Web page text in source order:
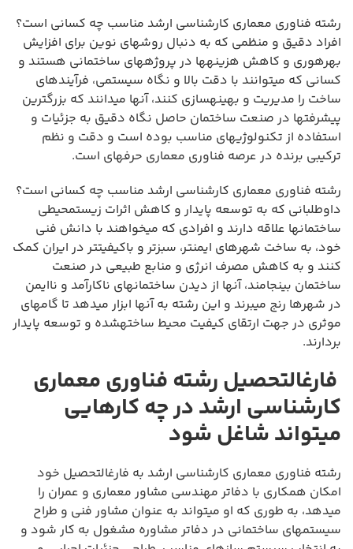
رشته فناوری معماری کارشناسی ارشد مناسب چه کسانی است؟
افراد دقیق و منظمی که به دنبال روشهای نوین برای افزایش
بهرهوری و کاهش هزینهها در پروژههای ساختمانی هستند و
کسانی که میتوانند با دقت بالا و نگاه سیستمی، فرآیندهای
ساخت را مدیریت و بهینهسازی کنند، آنها میدانند که بزرگترین
پیشرفتها در صنعت ساختمان حاصل نگاه دقیق به جزئیات و
استفاده از تکنولوژیهای مناسب بوده است و دقت و نظم
ترکیبی برنده در عرصه فناوری معماری حرفهای است.
رشته فناوری معماری کارشناسی ارشد مناسب چه کسانی است؟
داوطلبانی که به توسعه پایدار و کاهش اثرات زیستمحیطی
ساختمانها علاقه دارند و افرادی که میخواهند با دانش فنی
خود، به ساخت شهرهای ایمنتر، سبزتر و باکیفیتتر در ایران کمک
کنند و به کاهش مصرف انرژی و منابع طبیعی در صنعت
ساختمان بینجامند، آنها از دیدن ساختمانهای ناکارآمد و ناایمن
در شهرها رنج میبرند و این رشته به آنها ابزار میدهد تا گامهای
موثری در جهت ارتقای کیفیت محیط ساختهشده و توسعه پایدار
بردارند.
فارغالتحصیل رشته فناوری معماری
کارشناسی ارشد در چه کارهایی
میتواند شاغل شود
رشته فناوری معماری کارشناسی ارشد به فارغالتحصیل خود
امکان همکاری با دفاتر مهندسی مشاور معماری و عمران را
میدهد، به طوری که او میتواند به عنوان مشاور فنی و طراح
سیستمهای ساختمانی در دفاتر مشاوره مشغول به کار شود و